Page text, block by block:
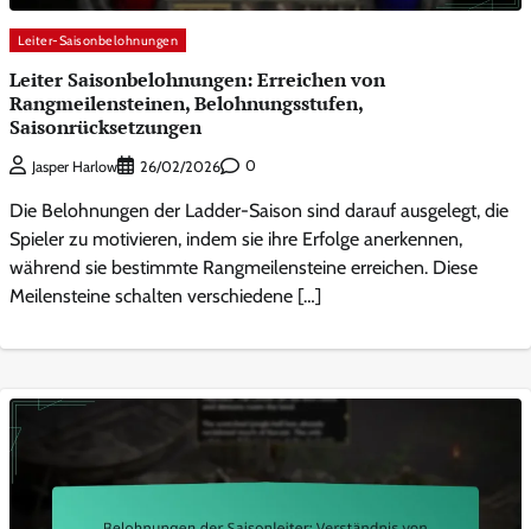
Leiter-Saisonbelohnungen
Leiter Saisonbelohnungen: Erreichen von
Rangmeilensteinen, Belohnungsstufen,
Saisonrücksetzungen
Jasper Harlow 26/02/2026 0
Die Belohnungen der Ladder-Saison sind darauf ausgelegt, die
Spieler zu motivieren, indem sie ihre Erfolge anerkennen,
während sie bestimmte Rangmeilensteine erreichen. Diese
Meilensteine schalten verschiedene […]